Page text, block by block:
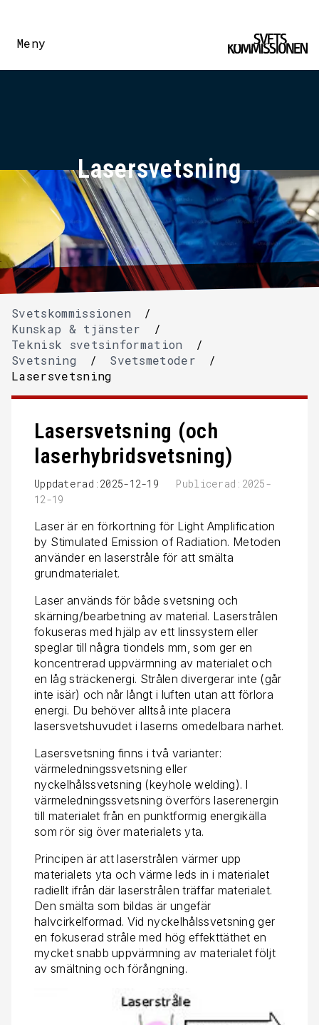
Meny
Lasersvetsning
Svetskommissionen
/
Kunskap & tjänster
/
Teknisk svetsinformation
/
Svetsning
/ Svetsmetoder
/
Lasersvetsning
Lasersvetsning (och
laserhybridsvetsning)
Uppdaterad:2025-12-19
Publicerad:2025-
12-19
Laser är en förkortning för Light Amplification
by Stimulated Emission of Radiation. Metoden
använder en laserstråle för att smälta
grundmaterialet.
Laser används för både svetsning och
skärning/bearbetning av material. Laserstrålen
fokuseras med hjälp av ett linssystem eller
speglar till några tiondels mm, som ger en
koncentrerad uppvärmning av materialet och
en låg sträckenergi. Strålen divergerar inte (går
inte isär) och når långt i luften utan att förlora
energi. Du behöver alltså inte placera
lasersvetshuvudet i laserns omedelbara närhet.
Lasersvetsning finns i två varianter:
värmeledningssvetsning eller
nyckelhålssvetsning (keyhole welding). I
värmeledningssvetsning överförs laserenergin
till materialet från en punktformig energikälla
som rör sig över materialets yta.
Principen är att laserstrålen värmer upp
materialets yta och värme leds in i materialet
radiellt ifrån där laserstrålen träffar materialet.
Den smälta som bildas är ungefär
halvcirkelformad. Vid nyckelhålssvetsning ger
en fokuserad stråle med hög effekttäthet en
mycket snabb uppvärmning av materialet följt
av smältning och förångning.